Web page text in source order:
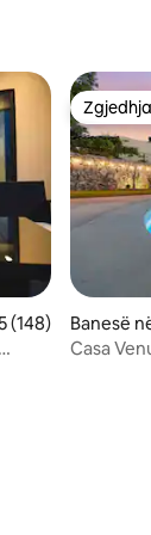
mesatar 4,95
(148)
Banesë
Casa